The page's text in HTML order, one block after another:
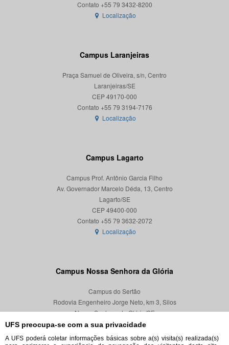
UFS preocupa-se com a sua privacidade
A UFS poderá coletar informações básicas sobre a(s) visita(s) realizada(s)
Localização
Campus Laranjeiras
Praça Samuel de Oliveira, s/n, Centro
Laranjeiras/SE
CEP 49170-000
Localização
Campus Lagarto
Campus Prof. Antônio Garcia Filho
Av. Governador Marcelo Déda, 13, Centro
Lagarto/SE
CEP 49400-000
Localização
Campus Nossa Senhora da Glória
Campus do Sertão
Rodovia Engenheiro Jorge Neto, km 3, Silos
Nossa Senhora da Glória/SE
CEP 49680-000